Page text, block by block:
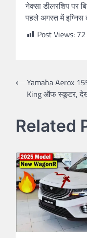
नेक्सा डीलरशिप पर
पहले अगस्त में इग्निस
Post Views: 72
Post
navigation
⟵Yamaha Aerox
King ऑफ स्कूटर,
Related